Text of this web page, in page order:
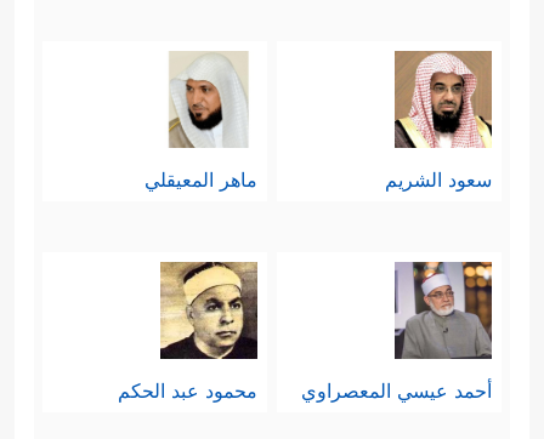
سعود الشريم ماهر المعيقلي
أحمد عيسي المعصراوي محمود عبد الحكم